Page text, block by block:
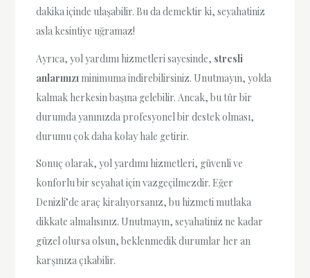
dakika içinde ulaşabilir. Bu da demektir ki, seyahatiniz
asla kesintiye uğramaz!
Ayrıca, yol yardımı hizmetleri sayesinde, stresli
anlarınızı minimuma indirebilirsiniz. Unutmayın, yolda
kalmak herkesin başına gelebilir. Ancak, bu tür bir
durumda yanınızda profesyonel bir destek olması,
durumu çok daha kolay hale getirir.
Sonuç olarak, yol yardımı hizmetleri, güvenli ve
konforlu bir seyahat için vazgeçilmezdir. Eğer
Denizli’de araç kiralıyorsanız, bu hizmeti mutlaka
dikkate almalısınız. Unutmayın, seyahatiniz ne kadar
güzel olursa olsun, beklenmedik durumlar her an
karşınıza çıkabilir.